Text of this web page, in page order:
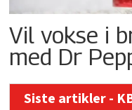
Vil vokse i
med Dr
Siste artikler -